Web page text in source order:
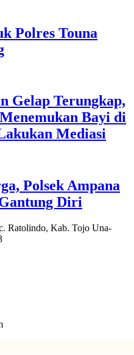
Polres Touna
Gelap Terungkap,
Bayi di
Mediasi
Polsek Ampana
Diri
Ratolindo, Kab. Tojo Una-